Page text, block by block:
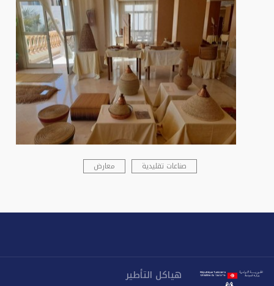
صناعات تقليدية معارض
هياكل التأطير